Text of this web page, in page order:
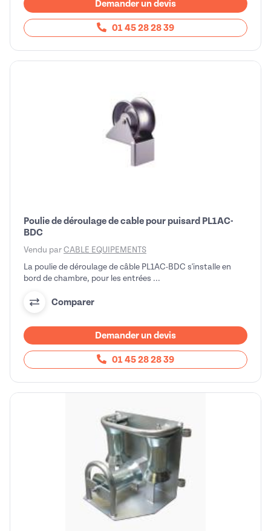
Demander un devis
01 45 28 28 39
Poulie de déroulage de cable pour puisard PL1AC-
BDC
Vendu par CABLE EQUIPEMENTS
La poulie de déroulage de câble PL1AC-BDC s'installe en
bord de chambre, pour les entrées ...
Comparer
Demander un devis
01 45 28 28 39